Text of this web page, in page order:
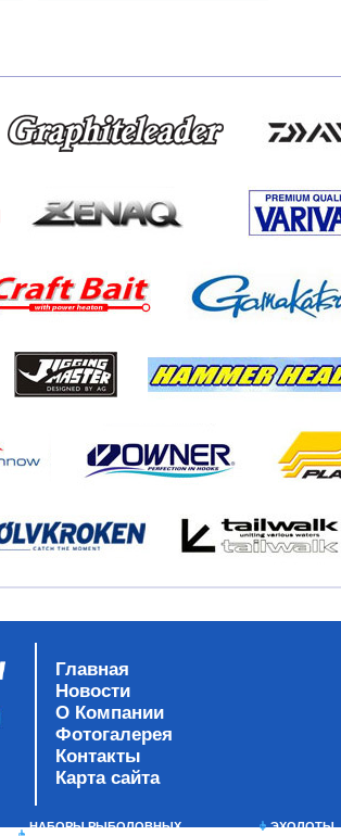
Главная
Новости
О Компании
Фотогалерея
Контакты
Карта сайта
НАБОРЫ РЫБОЛОВНЫХ
ЭХОЛОТЫ